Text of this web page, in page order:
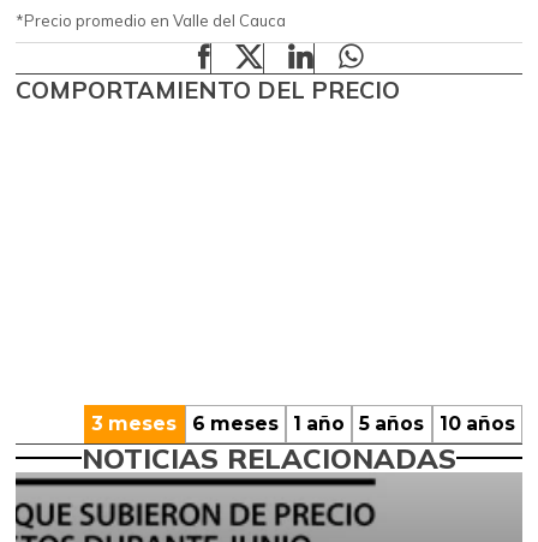
*Precio promedio en Valle del Cauca
COMPORTAMIENTO DEL PRECIO
3 meses 6 meses 1 año 5 años 10 años
NOTICIAS RELACIONADAS